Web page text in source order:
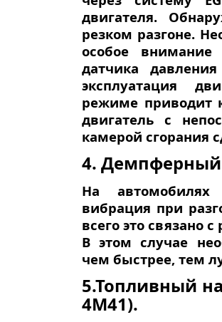
двигателя.
резком разгоне.
особое
датчика
эксплуатация
режиме приводит
двигатель с
камерой сгорания
4. Д
На
вибрация при
всего это связано
В этом случае
чем быстрее, тем
5.Топливный
4М41).